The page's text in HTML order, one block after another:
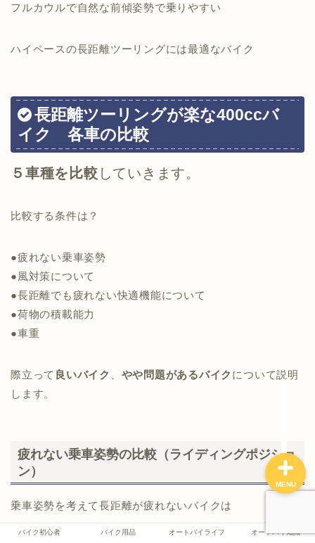
フルカウルで自然な前傾姿勢で乗りやすい
ハイペースの長距離ツーリングには最適なバイク
長距離ツーリングが楽な400ccバ
イク 各車の比較
５車種を比較 していきます。
比較する条件は？
●疲れない乗車姿勢
●風対策について
●長距離でも疲れない快適機能について
●荷物の積載能力
●車重
際立って 良いバイク やや問題があるバイク について説明
します。
疲れない乗車姿勢の比較（ライディングポジショ
ン）
乗車姿勢を考えて長距離が疲れないバイクは
バイク初心者 バイク用品 オートバイライフ オートバイ知識
MENU